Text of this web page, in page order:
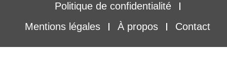
Politique de confidentialité
Mentions légales
À propos Contact